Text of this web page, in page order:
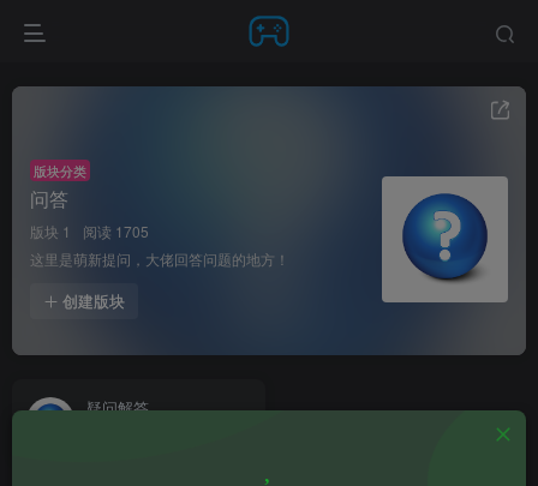
版块分类
问答
版块 1
阅读 1705
这里是萌新提问，大佬回答问题的地方！
创建版块
疑问解答